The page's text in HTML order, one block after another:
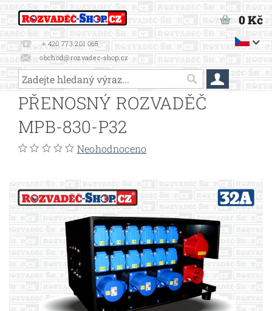
+ 420 773 201 065
obchod@rozvadec-shop.cz
0 Kč
PŘENOSNÝ ROZVADĚČ
MPB-830-P32
Neohodnoceno